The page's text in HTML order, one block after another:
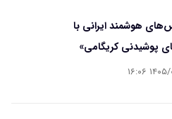
هوشمند ایرانی با
پوشیدنی کریگامی»
۱۶:۰۶